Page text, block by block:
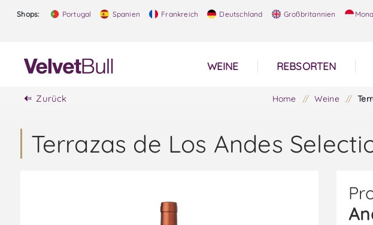
Shops: Portugal Spanien Frankreich Deutschland Großbritannien
WEINE REBSORTEN
Zurück Home / Weine /
Terrazas de Los Andes